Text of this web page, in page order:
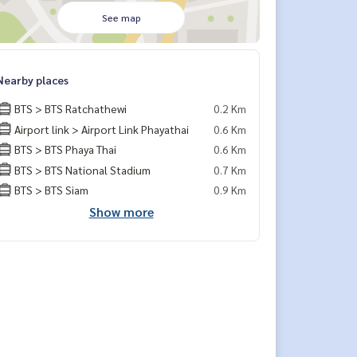
See map
places
BTS > BTS Ratchathewi
0.2 Km
Airport link > Airport Link Phayathai
0.6 Km
BTS > BTS Phaya Thai
0.6 Km
BTS > BTS National Stadium
0.7 Km
BTS > BTS Siam
0.9 Km
Show more